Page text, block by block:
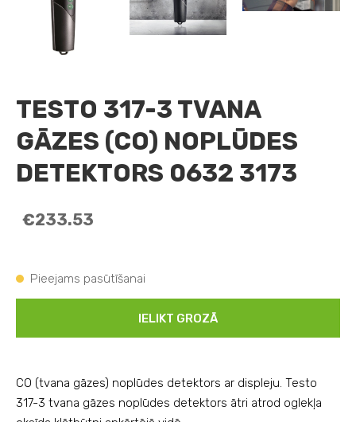
TESTO 317-3 TVANA
GĀZES (CO) NOPLŪDES
DETEKTORS 0632 3173
€233.53
Pieejams pasūtīšanai
IELIKT GROZĀ
CO (tvana gāzes) noplūdes detektors ar displeju. Testo
317-3 tvana gāzes noplūdes detektors ātri atrod oglekļa